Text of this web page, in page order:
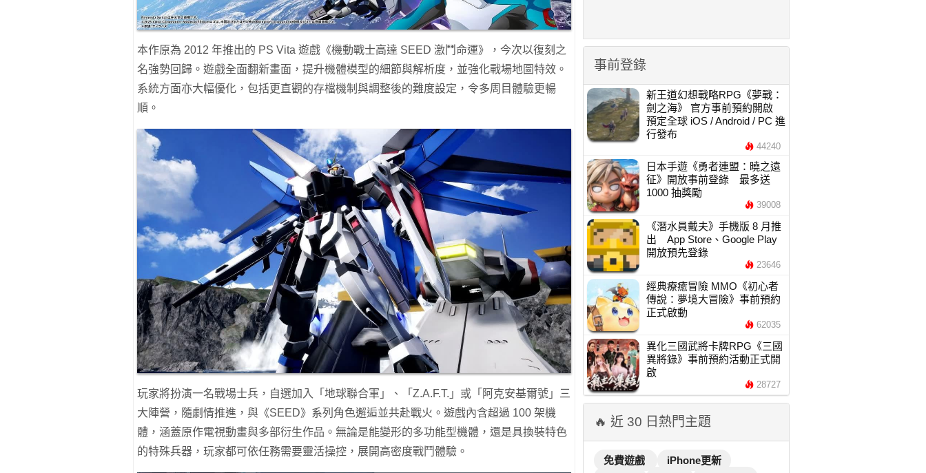
本作原為 2012 年推出的 PS Vita 遊戲《機動戰士高達 SEED 激鬥命運》，今次以復刻之
名強勢回歸。遊戲全面翻新畫面，提升機體模型的細節與解析度，並強化戰場地圖特效。
系統方面亦大幅優化，包括更直觀的存檔機制與調整後的難度設定，令多周目體驗更暢
順。
玩家將扮演一名戰場士兵，自選加入「地球聯合軍」、「Z.A.F.T.」或「阿克安基爾號」三
大陣營，隨劇情推進，與《SEED》系列角色邂逅並共赴戰火。遊戲內含超過 100 架機
體，涵蓋原作電視動畫與多部衍生作品。無論是能變形的多功能型機體，還是具換裝特色
的特殊兵器，玩家都可依任務需要靈活操控，展開高密度戰鬥體驗。
事前登錄
新王道幻想戰略RPG《夢戰：
劍之海》 官方事前預約開啟
預定全球 iOS / Android / PC 進
行發布
44240
日本手遊《勇者連盟：曉之遠
征》開放事前登錄 最多送
1000 抽獎勵
39008
《潛水員戴夫》手機版 8 月推
出 App Store、Google Play
開放預先登錄
23646
經典療癒冒險 MMO《初心者
傳說：夢境大冒險》事前預約
正式啟動
62035
異化三國武將卡牌RPG《三國
異將錄》事前預約活動正式開
啟
28727
🔥 近 30 日熱門主題
免費遊戲
iPhone更新